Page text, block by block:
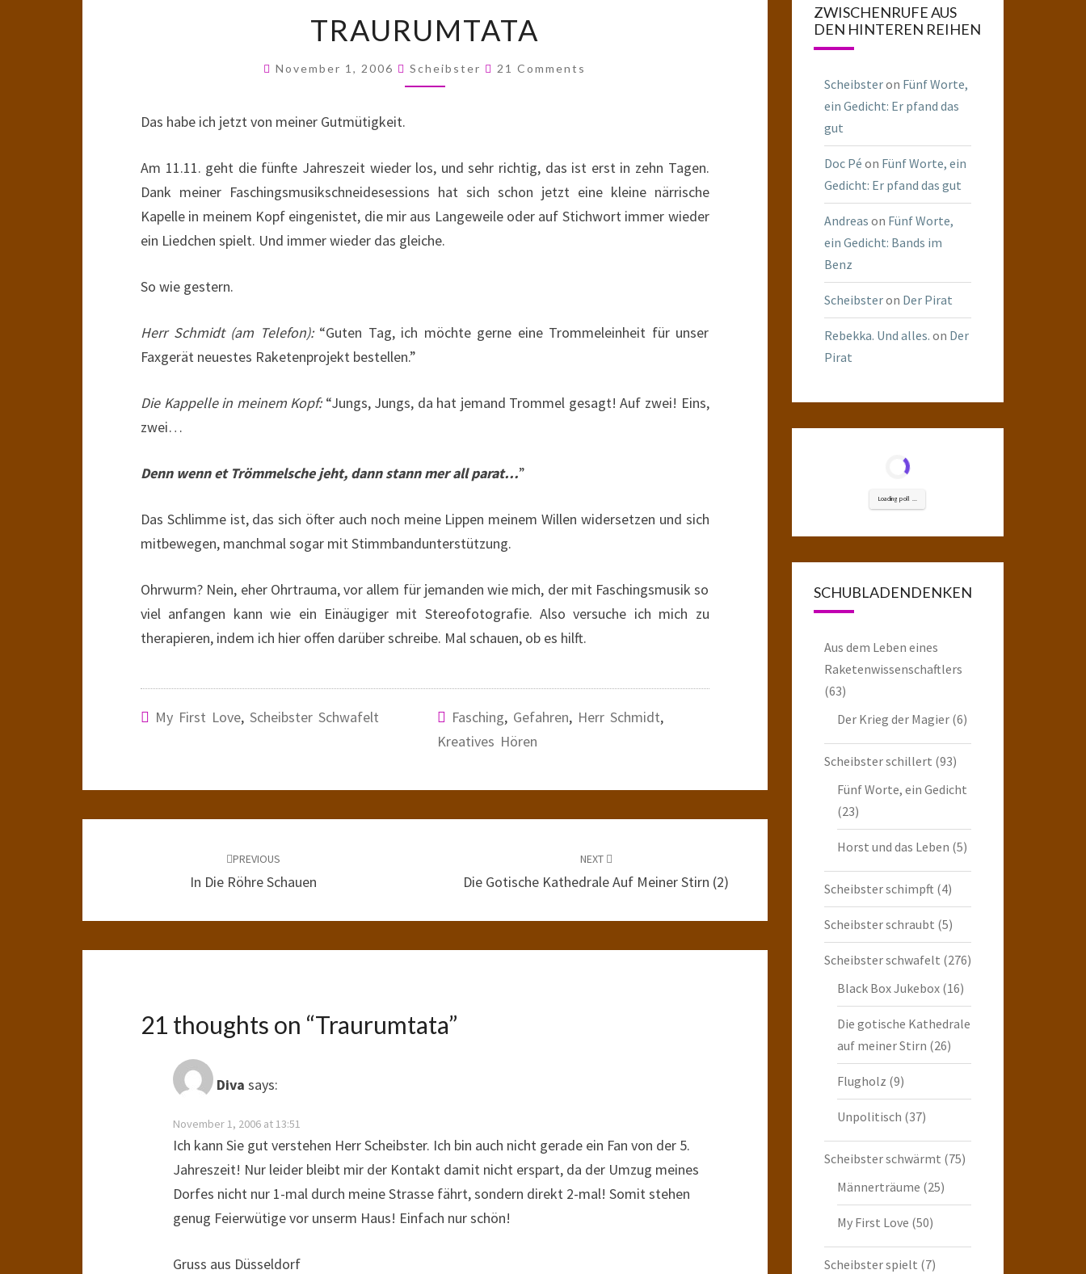
TRAURUMTATA
November 1, 2006 Scheibster Comments
21 Comments
Das habe ich jetzt von meiner Gutmütigkeit.
Am 11.11. geht die fünfte Jahreszeit wieder los, und sehr richtig, das ist erst in zehn Tagen.
Dank meiner Faschingsmusikschneidesessions hat sich schon jetzt eine kleine närrische
Kapelle in meinem Kopf eingenistet, die mir aus Langeweile oder auf Stichwort immer wieder
ein Liedchen spielt. Und immer wieder das gleiche.
So wie gestern.
Herr Schmidt (am Telefon):“Guten Tag, ich möchte gerne eine Trommeleinheit für unser
Faxgerät neuestes Raketenprojekt bestellen.”
Die Kappelle in meinem Kopf:“Jungs, Jungs, da hat jemand Trommel gesagt! Auf zwei! Eins,
zwei…
Denn wenn et Trömmelsche jeht, dann stann mer all parat…”
Das Schlimme ist, das sich öfter auch noch meine Lippen meinem Willen widersetzen und sich
mitbewegen, manchmal sogar mit Stimmbandunterstützung.
Ohrwurm? Nein, eher Ohrtrauma, vor allem für jemanden wie mich, der mit Faschingsmusik so
viel anfangen kann wie ein Einäugiger mit Stereofotografie. Also versuche ich mich zu
therapieren, indem ich hier offen darüber schreibe. Mal schauen, ob es hilft.
My First Love, Scheibster Schwafelt Fasching, Gefahren, Herr Schmidt,
Kreatives Hören
PREVIOUS
In Die Röhre Schauen
NEXT
Die Gotische Kathedrale Auf Meiner Stirn (2)
21 thoughts on “Traurumtata”
Diva says:
November 1, 2006 at 13:51
Ich kann Sie gut verstehen Herr Scheibster. Ich bin auch nicht gerade ein Fan von der 5.
Jahreszeit! Nur leider bleibt mir der Kontakt damit nicht erspart, da der Umzug meines
Dorfes nicht nur 1-mal durch meine Strasse fährt, sondern direkt 2-mal! Somit stehen
genug Feierwütige vor unserm Haus! Einfach nur schön!
Gruss aus Düsseldorf
ZWISCHENRUFE AUS
DEN HINTEREN REIHEN
Scheibsteron Fünf Worte,
ein Gedicht: Er pfand das
gut
Doc Pé on Fünf Worte, ein
Gedicht: Er pfand das gut
Andreas on Fünf Worte,
ein Gedicht: Bands im
Benz
Scheibsteron Der Pirat
Rebekka. Und alles. on Der
Pirat
Loading poll ...
SCHUBLADENDENKEN
Aus dem Leben eines
Raketenwissenschaftlers
(63)
Der Krieg der Magier(6)
Scheibster schillert (93)
Fünf Worte, ein Gedicht
(23)
Horst und das Leben (5)
Scheibster schimpft (4)
Scheibster schraubt (5)
Scheibster schwafelt (276)
Black Box Jukebox(16)
Die gotische Kathedrale
auf meiner Stirn (26)
Flugholz (9)
Unpolitisch (37)
Scheibster schwärmt (75)
Männerträume (25)
My First Love (50)
Scheibster spielt (7)